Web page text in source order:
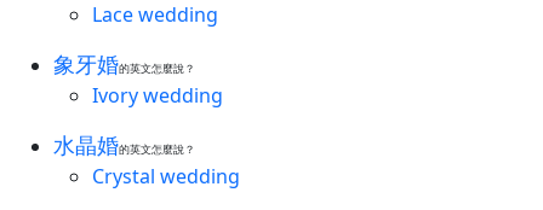
Lace wedding
象牙婚的英文怎麼說？
Ivory wedding
水晶婚的英文怎麼說？
Crystal wedding